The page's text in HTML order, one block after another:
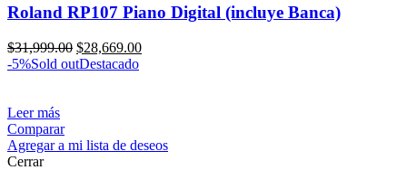
Roland RP107 Piano Digital (incluye Banca)
$31,999.00 $28,669.00
-5%Sold outDestacado
Leer más
Comparar
Agregar a mi lista de deseos
Cerrar